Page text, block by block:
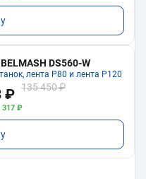
DS560-W
лента P80 и лента P120
₽ 135 450 ₽
317 ₽